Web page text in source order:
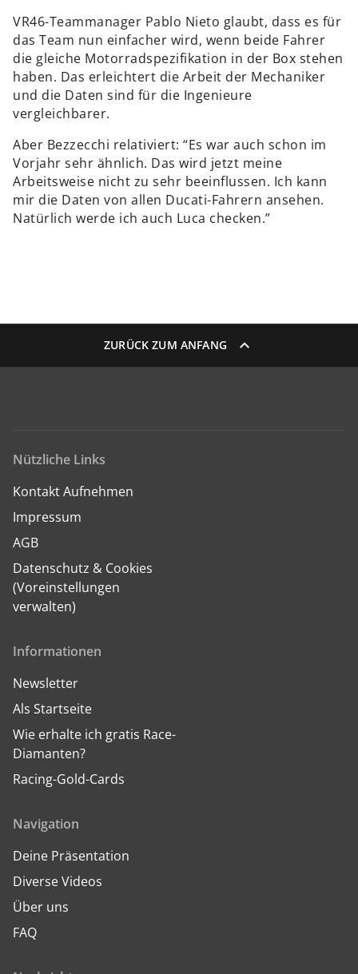
VR46-Teammanager Pablo Nieto glaubt, dass es für
das Team nun einfacher wird, wenn beide Fahrer
die gleiche Motorradspezifikation in der Box stehen
haben. Das erleichtert die Arbeit der Mechaniker
und die Daten sind für die Ingenieure
vergleichbarer.
Aber Bezzecchi relativiert: “Es war auch schon im
Vorjahr sehr ähnlich. Das wird jetzt meine
Arbeitsweise nicht zu sehr beeinflussen. Ich kann
mir die Daten von allen Ducati-Fahrern ansehen.
Natürlich werde ich auch Luca checken.”
ZURÜCK ZUM ANFANG
Nützliche Links
Kontakt Aufnehmen
Impressum
AGB
Datenschutz & Cookies
(Voreinstellungen
verwalten)
Informationen
Newsletter
Als Startseite
Wie erhalte ich gratis Race-
Diamanten?
Racing-Gold-Cards
Navigation
Deine Präsentation
Diverse Videos
Über uns
FAQ